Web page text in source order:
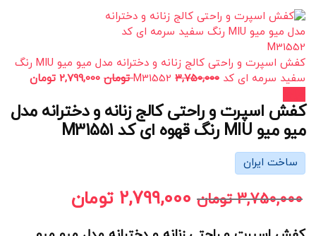
کفش اسپرت و راحتی کالج زنانه و دخترانه مدل میو میو MIU رنگ
سفید سرمه ای کد M31552 3,750,000 تومان 2,799,000 تومان
کفش اسپرت و راحتی کالج زنانه و دخترانه مدل
میو میو MIU رنگ قهوه ای کد M31551
ساخت ایران
3,750,000 تومان 2,799,000 تومان